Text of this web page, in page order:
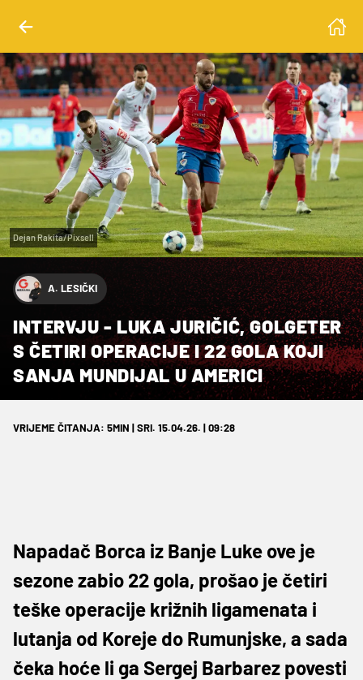
Dejan Rakita/Pixsell
A. LESIČKI
INTERVJU - LUKA JURIČIĆ, GOLGETER
S ČETIRI OPERACIJE I 22 GOLA KOJI
SANJA MUNDIJAL U AMERICI
VRIJEME ČITANJA: 5MIN | SRI. 15.04.26. | 09:28
Napadač Borca iz Banje Luke ove je
sezone zabio 22 gola, prošao je četiri
teške operacije križnih ligamenata i
lutanja od Koreje do Rumunjske, a sada
čeka hoće li ga Sergej Barbarez povesti